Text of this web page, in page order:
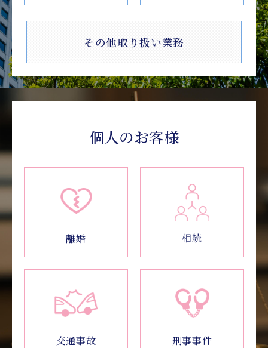
その他取り扱い業務
個人のお客様
離婚 相続
交通事故 刑事事件